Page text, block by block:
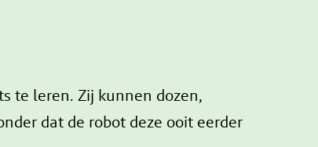
te leren. Zij kunnen dozen,
dat de robot deze ooit eerder